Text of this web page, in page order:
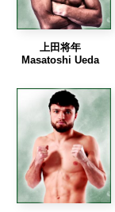
上田将年
Masatoshi Ueda